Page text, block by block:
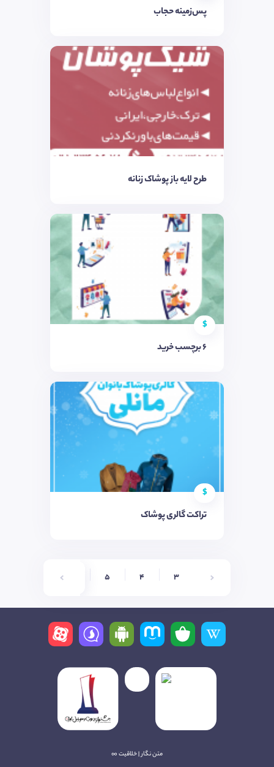
پس‌زمینه حجاب
طرح لایه باز پوشاک زنانه
$
۶ برچسب خرید
$
تراکت گالری پوشاک
3
4
5
متن نگار | خلاقیت ∞